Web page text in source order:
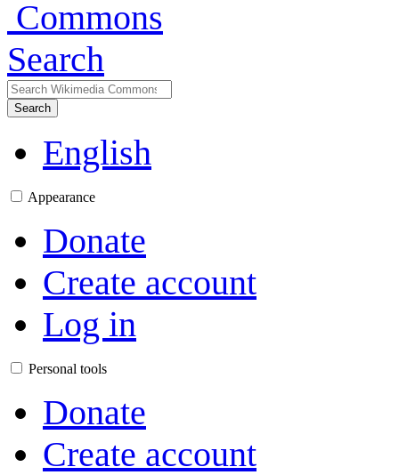
Search
Search
English
Appearance
Donate
Create account
Log in
Personal tools
Donate
Create account